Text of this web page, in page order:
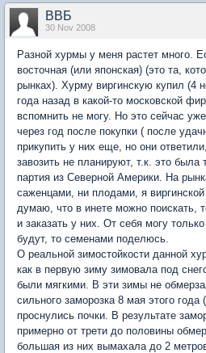
ВВБ
30 Nov 2008
Разной хурмы у меня растет много.
восточная (или японская) (это та,
рынках). Хурму виргинскую купил (4
года назад в какой-то московской
вспомнить не могу. Но это сейчас
через год после покупки ( после
прикупить у них еще, но они
завозить не планируют, т.к. это была
партия из Северной Америки. На
саженцами, ни плодами, я
думаю, что в инете можно поискать,
и заказать у них. От себя могу
будут, то семенами поделюсь.
О реальной зимостойкости данной
как в первую зиму зимовала под
были мягкими. В эти зимы не
сильного заморозка 8 мая этого года
проснулись почки. В результате
примерно от трети до половины
большая из них вымахала до 2